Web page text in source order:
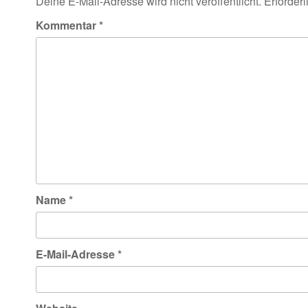
Kommentar*
Name*
E-Mail-Adresse*